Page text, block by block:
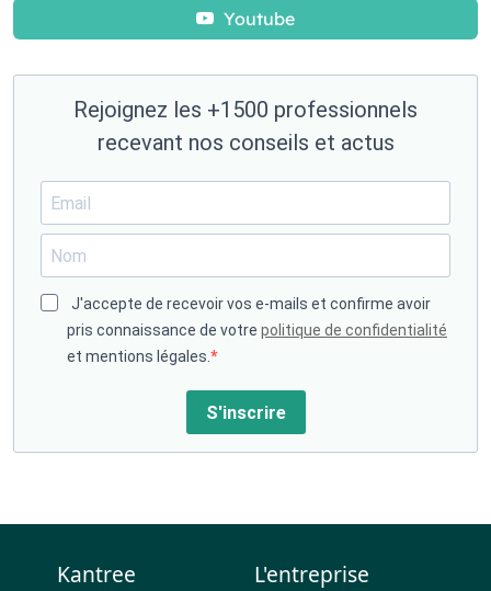
Youtube
Rejoignez les +1500 professionnels
recevant nos conseils et actus
J'accepte de recevoir vos e-mails et confirme avoir
pris connaissance de votre politique de confidentialité
et mentions légales.
S'inscrire
Kantree L'entreprise